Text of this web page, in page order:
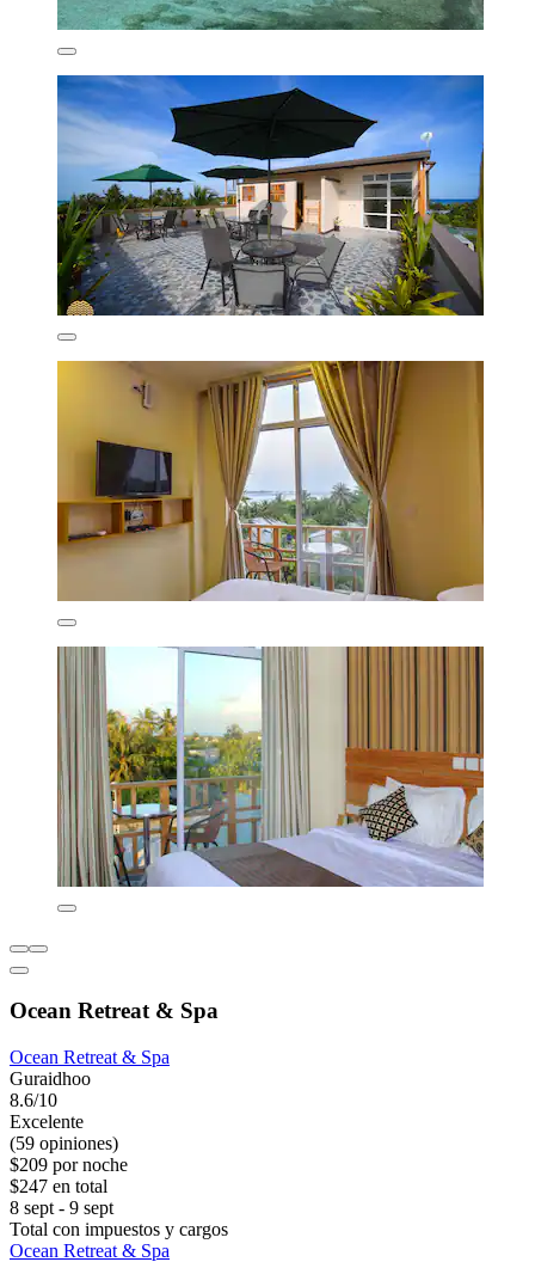
Ocean Retreat & Spa
Ocean Retreat & Spa
Guraidhoo
8.6/10
Excelente
(59 opiniones)
$209 por noche
$247 en total
8 sept - 9 sept
Total con impuestos y cargos
Ocean Retreat & Spa